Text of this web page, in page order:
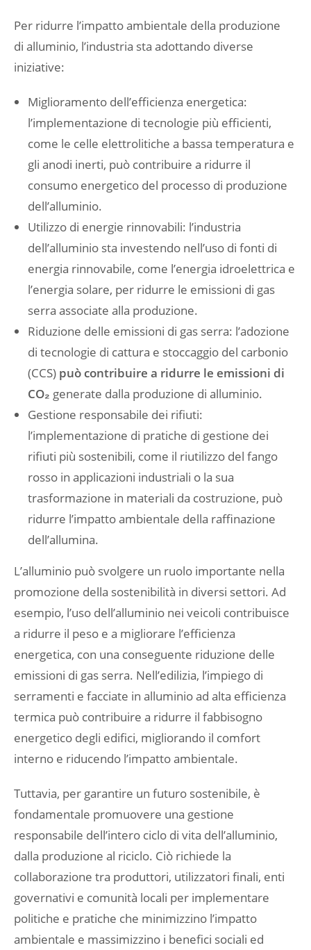
Per ridurre l’impatto ambientale della produzione
di alluminio, l’industria sta adottando diverse
iniziative:
Miglioramento dell’efficienza energetica:
l’implementazione di tecnologie più efficienti,
come le celle elettrolitiche a bassa temperatura e
gli anodi inerti, può contribuire a ridurre il
consumo energetico del processo di produzione
dell’alluminio.
Utilizzo di energie rinnovabili: l’industria
dell’alluminio sta investendo nell’uso di fonti di
energia rinnovabile, come l’energia idroelettrica e
l’energia solare, per ridurre le emissioni di gas
serra associate alla produzione.
Riduzione delle emissioni di gas serra: l’adozione
di tecnologie di cattura e stoccaggio del carbonio
(CCS) può contribuire a ridurre le emissioni di
CO₂ generate dalla produzione di alluminio.
Gestione responsabile dei rifiuti:
l’implementazione di pratiche di gestione dei
rifiuti più sostenibili, come il riutilizzo del fango
rosso in applicazioni industriali o la sua
trasformazione in materiali da costruzione, può
ridurre l’impatto ambientale della raffinazione
dell’allumina.
L’alluminio può svolgere un ruolo importante nella
promozione della sostenibilità in diversi settori. Ad
esempio, l’uso dell’alluminio nei veicoli contribuisce
a ridurre il peso e a migliorare l’efficienza
energetica, con una conseguente riduzione delle
emissioni di gas serra. Nell’edilizia, l’impiego di
serramenti e facciate in alluminio ad alta efficienza
termica può contribuire a ridurre il fabbisogno
energetico degli edifici, migliorando il comfort
interno e riducendo l’impatto ambientale.
Tuttavia, per garantire un futuro sostenibile, è
fondamentale promuovere una gestione
responsabile dell’intero ciclo di vita dell’alluminio,
dalla produzione al riciclo. Ciò richiede la
collaborazione tra produttori, utilizzatori finali, enti
governativi e comunità locali per implementare
politiche e pratiche che minimizzino l’impatto
ambientale e massimizzino i benefici sociali ed